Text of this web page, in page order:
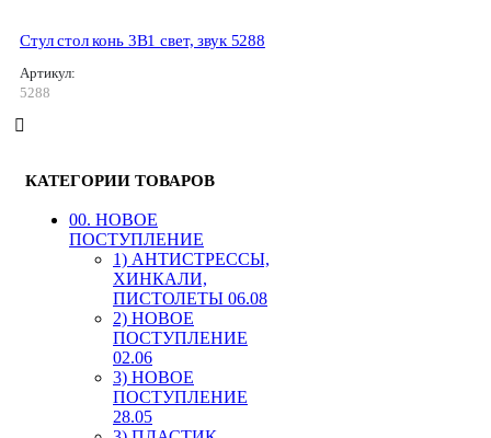
Стул стол конь 3В1 свет, звук 5288
Артикул:
5288
КАТЕГОРИИ ТОВАРОВ
00. HОВОЕ
ПОСТУПЛЕНИЕ
1) АНТИСТРЕССЫ,
ХИНКАЛИ,
ПИСТОЛЕТЫ 06.08
2) НОВОЕ
ПОСТУПЛЕНИЕ
02.06
3) НОВОЕ
ПОСТУПЛЕНИЕ
28.05